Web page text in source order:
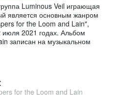
Luminous Veil играющая
является основным жанром
for the Loom and Lain",
июля 2021 годах. Альбом
записан на музыкальном
for the Loom and Lain